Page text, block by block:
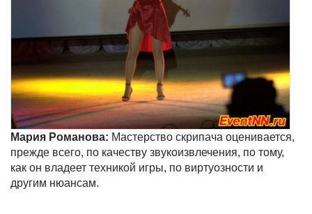
Мария Романова: Мастерство скрипача оценивается,
прежде всего, по качеству звукоизвлечения, по тому,
как он владеет техникой игры, по виртуозности и
другим нюансам.